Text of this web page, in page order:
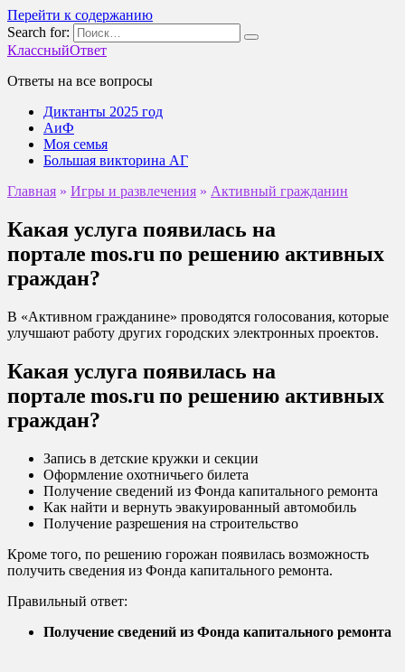
Перейти к содержанию
Search for:
КлассныйОтвет
Ответы на все вопросы
Диктанты 2025 год
АиФ
Моя семья
Большая викторина АГ
Главная » Игры и развлечения » Активный гражданин
Какая услуга появилась на
портале mos.ru по решению активных
граждан?
В «Активном гражданине» проводятся голосования, которые
улучшают работу других городских электронных проектов.
Какая услуга появилась на
портале mos.ru по решению активных
граждан?
Запись в детские кружки и секции
Оформление охотничьего билета
Получение сведений из Фонда капитального ремонта
Как найти и вернуть эвакуированный автомобиль
Получение разрешения на строительство
Кроме того, по решению горожан появилась возможность
получить сведения из Фонда капитального ремонта.
Правильный ответ:
Получение сведений из Фонда капитального ремонта